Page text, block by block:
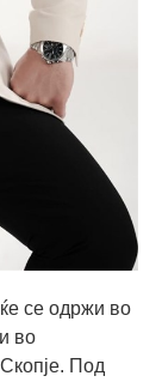
се одржи во
во
Под